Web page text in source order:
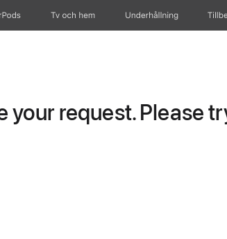
Tv och hem Underhållning
request. Please